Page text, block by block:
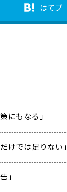
はてブ
にもなる」
けでは足りない」
」